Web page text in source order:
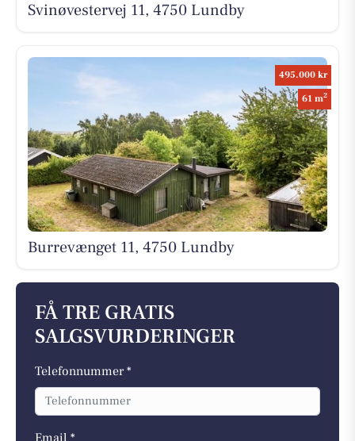
Svinøvestervej 11, 4750 Lundby
495.000 kr
61 m2
Burrevænget 11, 4750 Lundby
FÅ TRE GRATIS
SALGSVURDERINGER
Telefonnummer *
Email *